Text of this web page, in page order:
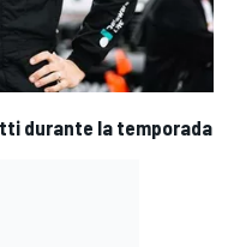
durante la temporada